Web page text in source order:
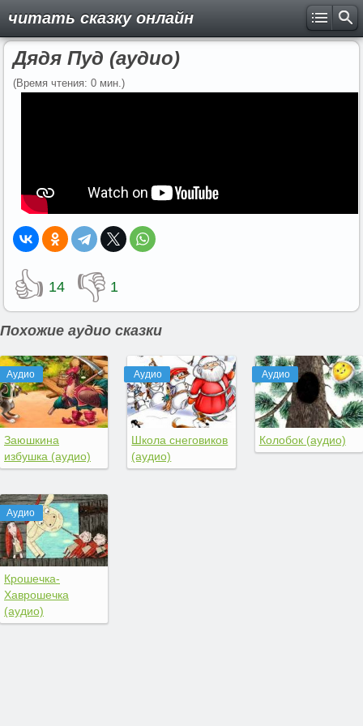
читать сказку онлайн
Дядя Пуд (аудио)
(Время чтения: 0 мин.)
👍 14 👎 1
Похожие аудио сказки
Аудио
Заюшкина
избушка (аудио)
Аудио
Крошечка-
Хаврошечка
(аудио)
Аудио
Школа снеговиков
(аудио)
Аудио
Колобок (аудио)